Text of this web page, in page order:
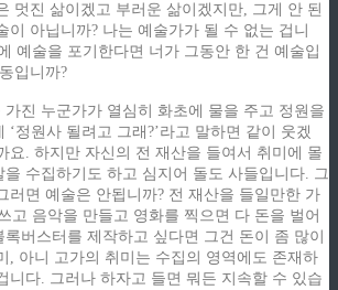
멋진 삶이겠고 부러운 삶이겠지만, 그게 안 된
이 아닙니까? 나는 예술가가 될 수 없는 겁니
예술을 포기한다면 너가 그동안 한 건 예술입
입니까?
진 누군가가 열심히 화초에 물을 주고 정원을
‘정원사 될려고 그래?’라고 말하면 같이 웃겠
요. 하지만 자신의 전 재산을 들여서 취미에 몰
수집하기도 하고 심지어 돌도 사들입니다. 그
러면 예술은 안됩니까? 전 재산을 들일만한 가
고 음악을 만들고 영화를 찍으면 다 돈을 벌어
버스터를 제작하고 싶다면 그건 돈이 좀 많이
, 아니 고가의 취미는 수집의 영역에도 존재하
니다. 그러나 하자고 들면 뭐든 지속할 수 있습